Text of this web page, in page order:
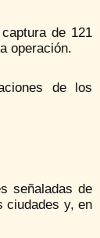
de 121
operación.
de los
señaladas de
ciudades y, en